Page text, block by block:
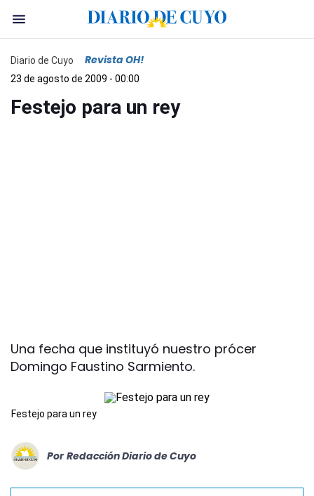
Diario de Cuyo Revista OH!
23 de agosto de 2009 - 00:00
Festejo para un rey
Una fecha que instituyó nuestro prócer
Domingo Faustino Sarmiento.
Festejo para un rey
Por Redacción Diario de Cuyo